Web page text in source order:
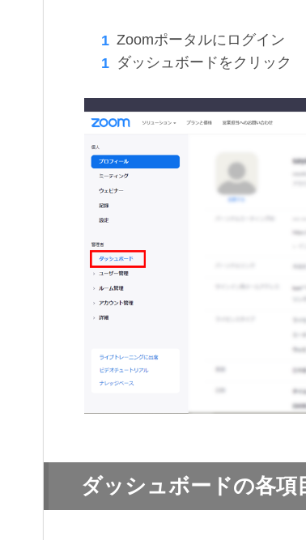
Zoomポータルにログイン
ダッシュボードをクリック
ダッシュボードの各項